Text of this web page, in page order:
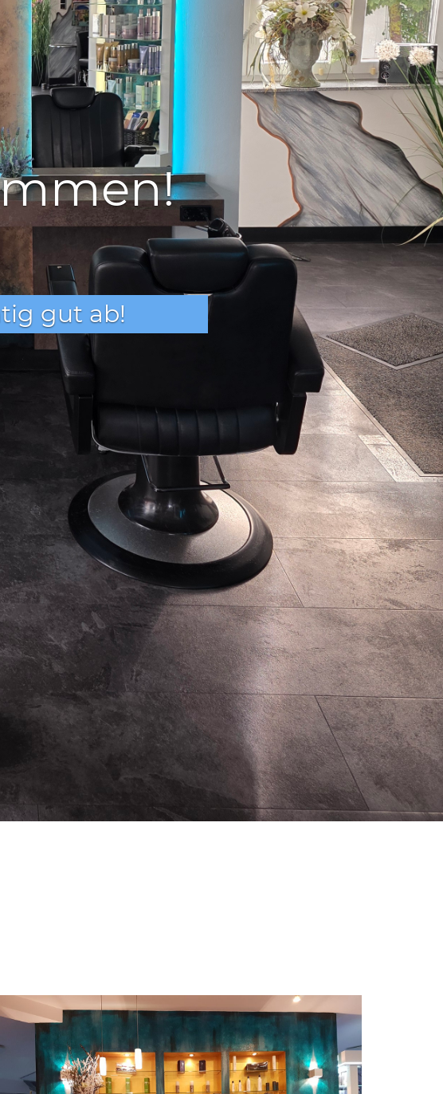
Ihnen
rund
, oder
ist es,
zur Geltung